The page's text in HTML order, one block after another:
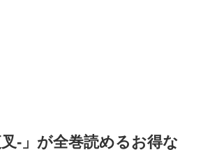
叉-」が全巻読めるお得な